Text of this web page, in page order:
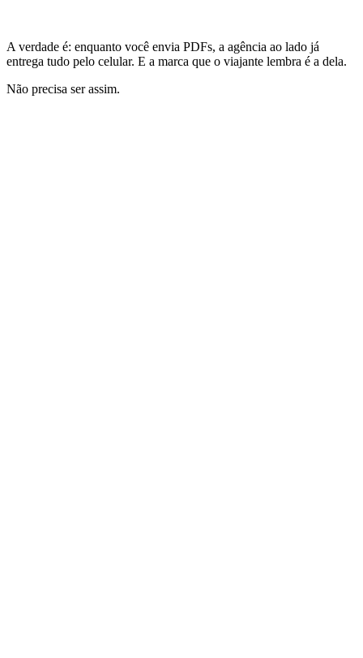
A verdade é: enquanto você envia PDFs, a agência ao lado já
entrega tudo pelo celular. E a marca que o viajante lembra é a dela.
Não precisa ser assim.